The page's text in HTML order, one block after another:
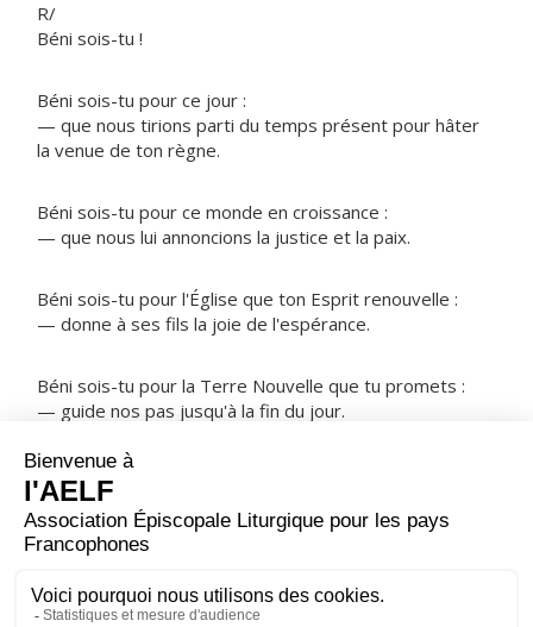
R/
Béni sois-tu !
Béni sois-tu pour ce jour :
— que nous tirions parti du temps présent pour hâter
la venue de ton règne.
Béni sois-tu pour ce monde en croissance :
— que nous lui annoncions la justice et la paix.
Béni sois-tu pour l'Église que ton Esprit renouvelle :
— donne à ses fils la joie de l'espérance.
Béni sois-tu pour la Terre Nouvelle que tu promets :
— guide nos pas jusqu'à la fin du jour.
NOTRE PÈRE
ORAISON
de tenir, dans ce monde, notre devoir de louange et de
service.